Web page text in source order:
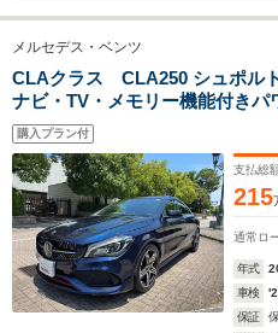
メルセデス・ベンツ
CLAクラス CLA250 シュポル
ナビ・TV・メモリー機能付きパ
タ・アダクティブCC・お客様下
購入プラン付
支払総
215
通常ロ
年式
車検
保証